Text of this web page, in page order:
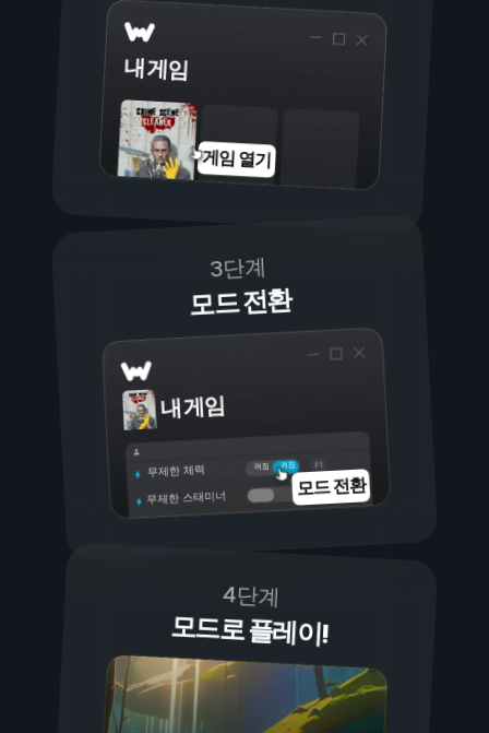
내 게임
게임 열기
3단계
모드 전환
내 게임
켜짐
꺼짐
무제한 체력
무제한 스태미너 모드 전환
4단계
모드로 플레이!